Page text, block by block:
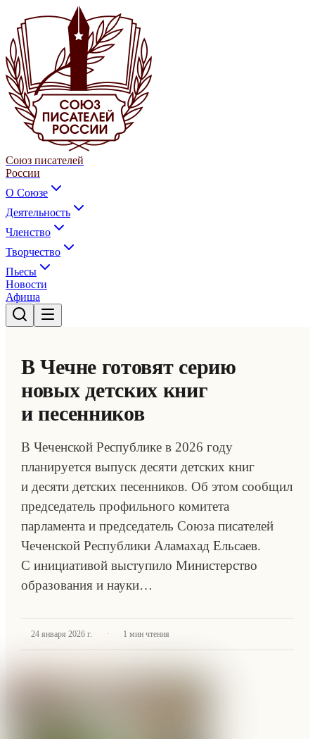
Союз писателей
России
О Союзе
Деятельность
Членство
Творчество
Пьесы
Новости
Афиша
В Чечне готовят серию
новых детских книг
и песенников
В Чеченской Республике в 2026 году
планируется выпуск десяти детских книг
и десяти детских песенников. Об этом сообщил
председатель профильного комитета
парламента и председатель Союза писателей
Чеченской Республики Аламахад Ельсаев.
С инициативой выступило Министерство
образования и науки…
24 января 2026 г. · 1 мин чтения